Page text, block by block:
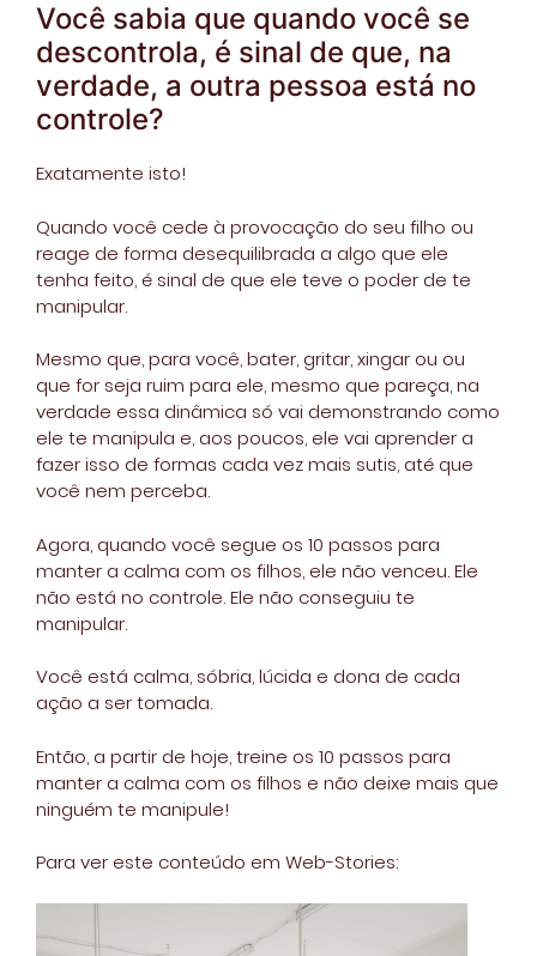
Você sabia que quando você se
descontrola, é sinal de que, na
verdade, a outra pessoa está no
controle?
Exatamente isto!
Quando você cede à provocação do seu filho ou
reage de forma desequilibrada a algo que ele
tenha feito, é sinal de que ele teve o poder de te
manipular.
Mesmo que, para você, bater, gritar, xingar ou ou
que for seja ruim para ele, mesmo que pareça, na
verdade essa dinâmica só vai demonstrando como
ele te manipula e, aos poucos, ele vai aprender a
fazer isso de formas cada vez mais sutis, até que
você nem perceba.
Agora, quando você segue os 10 passos para
manter a calma com os filhos, ele não venceu. Ele
não está no controle. Ele não conseguiu te
manipular.
Você está calma, sóbria, lúcida e dona de cada
ação a ser tomada.
Então, a partir de hoje, treine os 10 passos para
manter a calma com os filhos e não deixe mais que
ninguém te manipule!
Para ver este conteúdo em Web-Stories: